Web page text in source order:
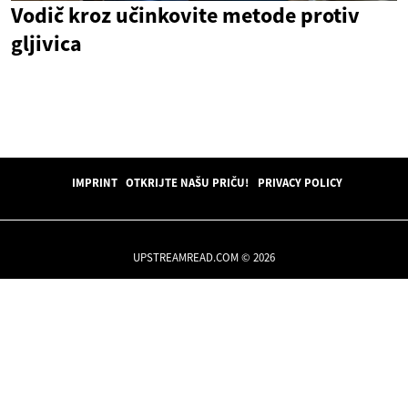
Vodič kroz učinkovite metode protiv
gljivica
IMPRINT OTKRIJTE NAŠU PRIČU! PRIVACY POLICY
UPSTREAMREAD.COM © 2026